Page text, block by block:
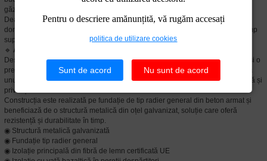
Pentru o descriere amănunțită, vă rugăm accesați
politica de utilizare cookies
Sunt de acord Nu sunt de acord
găzduiește un dormitor cu dressing, o baie și casa scării.
Deasupra acestui nivel se află o a doua mansardă, amenajată în prezent ca
dormitor și dotată cu grup sanitar propriu. Acest spațiu oferă aproximativ 20 mp
suplimentari de utilizare.
🔹 Arhitectură și construcție
Designul de tip A-Frame conferă proprietății o identitate arhitecturală aparte și o
prezență vizuală spectaculoasă. Fațada vitrată de mari dimensiuni reprezintă
unul dintre elementele definitorii ale casei, oferind lumină naturală abundentă și
priveliști către curte.
Construcția este realizată pe fundație de tip radier general din beton armat și
beneficiază de o structură metalică din oțel galvanizat, soluție care oferă
rezistență și durabilitate în timp.
◉ Structură metalică galvanizată
◉ Fundație tip radier general
◉ Izolație principală din fibră de lemn certificată UE